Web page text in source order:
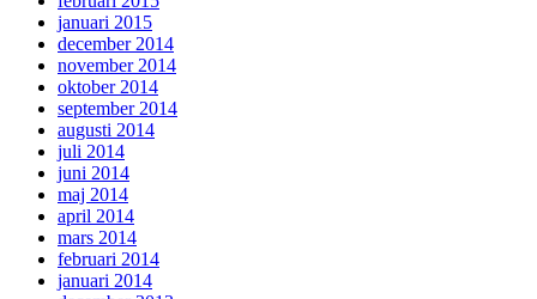
januari 2015
december 2014
november 2014
oktober 2014
september 2014
augusti 2014
juli 2014
juni 2014
maj 2014
april 2014
mars 2014
februari 2014
januari 2014